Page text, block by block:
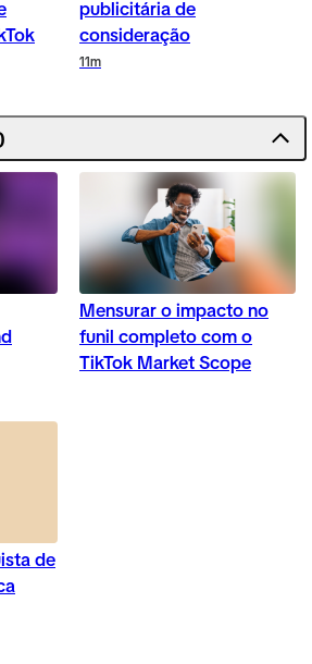
publicitária de
consideração
11m
Mensurar o impacto no
funil completo com o
TikTok Market Scope
de